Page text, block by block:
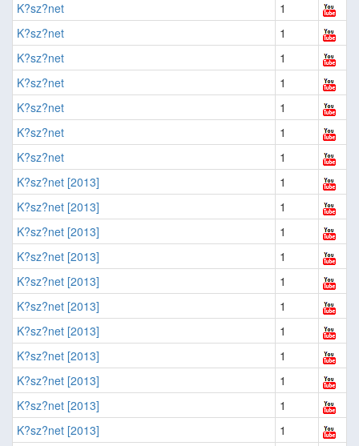
K?sz?net
1
K?sz?net
1
K?sz?net
1
K?sz?net
1
K?sz?net
1
K?sz?net
1
K?sz?net
1
K?sz?net [2013]
1
K?sz?net [2013]
1
K?sz?net [2013]
1
K?sz?net [2013]
1
K?sz?net [2013]
1
K?sz?net [2013]
1
K?sz?net [2013]
1
K?sz?net [2013]
1
K?sz?net [2013]
1
K?sz?net [2013]
1
K?sz?net [2013]
1